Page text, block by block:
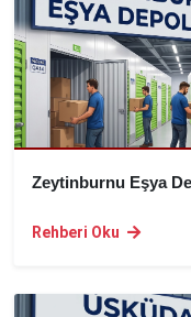
Zeytinburnu Eşya
Rehberi Oku